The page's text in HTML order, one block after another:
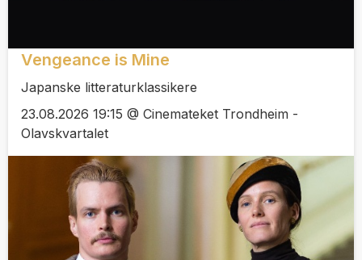
Vengeance is Mine
Japanske litteraturklassikere
23.08.2026 19:15 @ Cinemateket Trondheim -
Olavskvartalet